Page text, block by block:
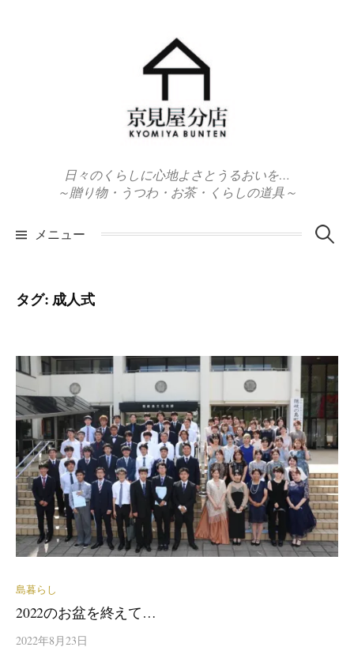
日々のくらしに心地よさとうるおいを…
～贈り物・うつわ・お茶・くらしの道具～
メニュー 検
タグ: 成人式
島暮らし
2022のお盆を終えて…
2022年8月23日